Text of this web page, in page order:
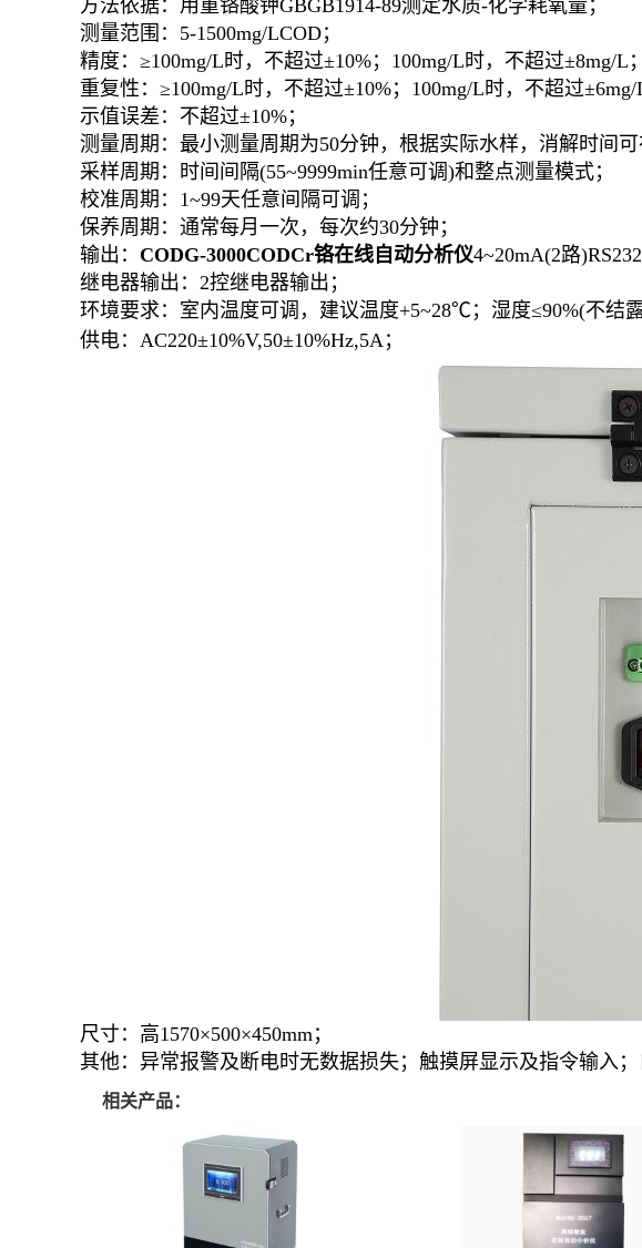
方法依据：用重铬酸钾GBGB1914-89测定水质-化学耗氧量；
测量范围：5-1500mg/LCOD；
精度：≥100mg/L时，不超过±10%；100mg/L时，不超过±8mg/L；
重复性：≥100mg/L时，不超过±10%；100mg/L时，不超过±6mg/
示值误差：不超过±10%；
测量周期：最小测量周期为50分钟，根据实际水样，消解时间可
采样周期：时间间隔(55~9999min任意可调)和整点测量模式；
校准周期：1~99天任意间隔可调；
保养周期：通常每月一次，每次约30分钟；
输出： CODG-3000CODCr铬在线自动分析仪4~20mA(2路
继电器输出：2控继电器输出；
环境要求：室内温度可调，建议温度+5~28℃；湿度≤90%(不结露
供电：AC220±10%V,50±10%Hz,5A；
尺寸：高1570×500×450mm；
其他：异常报警及断电时无数据损失；触摸屏显示及指令输入
相关产品：